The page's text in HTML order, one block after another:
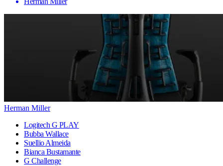
Herman Miller
Logitech G PLAY
Bubba Wallace
Suellio Almeida
Bianca Bustamante
G Challenge